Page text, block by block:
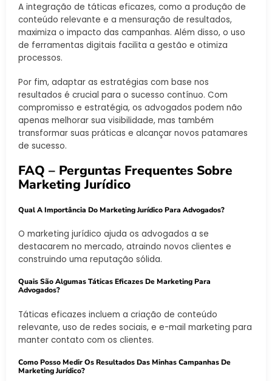
A integração de táticas eficazes, como a produção de
conteúdo relevante e a mensuração de resultados,
maximiza o impacto das campanhas. Além disso, o uso
de ferramentas digitais facilita a gestão e otimiza
processos.
Por fim, adaptar as estratégias com base nos
resultados é crucial para o sucesso contínuo. Com
compromisso e estratégia, os advogados podem não
apenas melhorar sua visibilidade, mas também
transformar suas práticas e alcançar novos patamares
de sucesso.
FAQ – Perguntas Frequentes Sobre
Marketing Jurídico
Qual A Importância Do Marketing Jurídico Para Advogados?
O marketing jurídico ajuda os advogados a se
destacarem no mercado, atraindo novos clientes e
construindo uma reputação sólida.
Quais São Algumas Táticas Eficazes De Marketing Para
Advogados?
Táticas eficazes incluem a criação de conteúdo
relevante, uso de redes sociais, e e-mail marketing para
manter contato com os clientes.
Como Posso Medir Os Resultados Das Minhas Campanhas De
Marketing Jurídico?